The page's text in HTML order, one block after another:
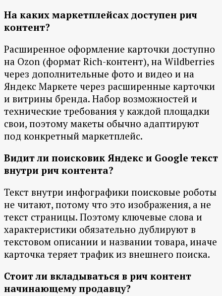
На каких маркетплейсах доступен рич
контент?
Расширенное оформление карточки доступно
на Ozon (формат Rich-контент), на Wildberries
через дополнительные фото и видео и на
Яндекс Маркете через расширенные карточки
и витрины бренда. Набор возможностей и
технические требования у каждой площадки
свои, поэтому макеты обычно адаптируют
под конкретный маркетплейс.
Видит ли поисковик Яндекс и Google текст
внутри рич контента?
Текст внутри инфографики поисковые роботы
не читают, потому что это изображения, а не
текст страницы. Поэтому ключевые слова и
характеристики обязательно дублируют в
текстовом описании и названии товара, иначе
карточка теряет трафик из внешнего поиска.
Стоит ли вкладываться в рич контент
начинающему продавцу?